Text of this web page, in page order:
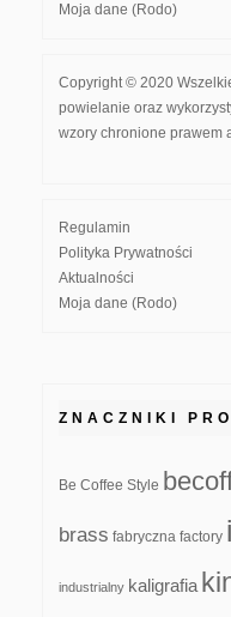
Moja dane (Rodo)
Copyright © 2020
powielanie oraz
wzory chronione prawem
Regulamin
Polityka Prywatności
Aktualności
Moja dane (Rodo)
ZNACZNIKI
Be Coffee Style
brass fabryczna factory
industrialny kaligrafia